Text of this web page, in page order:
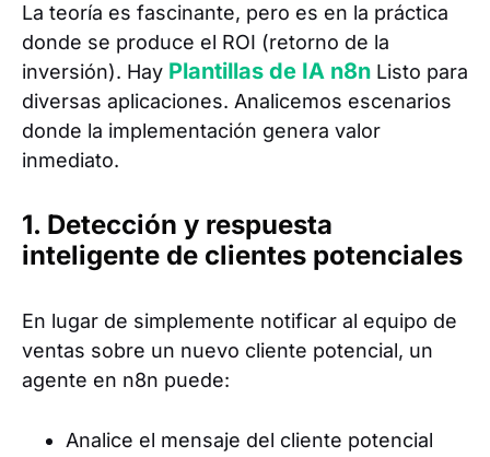
La teoría es fascinante, pero es en la práctica
donde se produce el ROI (retorno de la
inversión). Hay Plantillas de IA n8n Listo para
diversas aplicaciones. Analicemos escenarios
donde la implementación genera valor
inmediato.
1. Detección y respuesta
inteligente de clientes potenciales
En lugar de simplemente notificar al equipo de
ventas sobre un nuevo cliente potencial, un
agente en n8n puede:
Analice el mensaje del cliente potencial